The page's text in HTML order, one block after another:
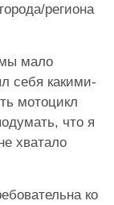
региона
мало
себя какими-
мотоцикл
что я
хватало
ко